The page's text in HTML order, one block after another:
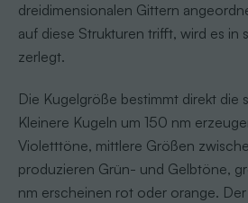
dreidimensionalen Gittern
auf diese Strukturen trifft, wird es in
zerlegt.
Die Kugelgröße bestimmt direkt die
Kleinere Kugeln um 150 nm
Violetttöne, mittlere Größen
produzieren Grün- und Gelbtöne,
nm erscheinen rot oder orange.